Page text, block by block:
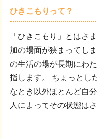
ひきこもりって？
「ひきこもり」とはさ
加の場面が狭まってし
の生活の場が長期にわ
指します。 ちょっとし
なとき以外ほとんど自
人によってその状態はさ